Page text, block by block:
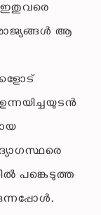
ഇതുവരെ
ആ
പങ്കെടുത്ത